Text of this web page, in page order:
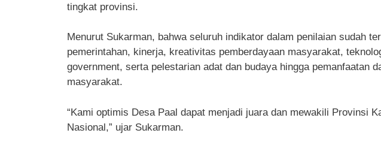
tingkat provinsi.
Menurut Sukarman, bahwa seluruh indikator dalam penilaian sudah
pemerintahan, kinerja, kreativitas pemberdayaan masyarakat,
government, serta pelestarian adat dan budaya hingga pemanfaatan
masyarakat.
“Kami optimis Desa Paal dapat menjadi juara dan mewakili Provinsi
Nasional,” ujar Sukarman.